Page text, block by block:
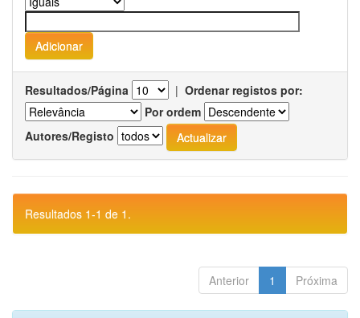
Resultados/Página | Ordenar registos por:
Por ordem
Autores/Registo
Resultados 1-1 de 1.
Anterior 1 Próxima